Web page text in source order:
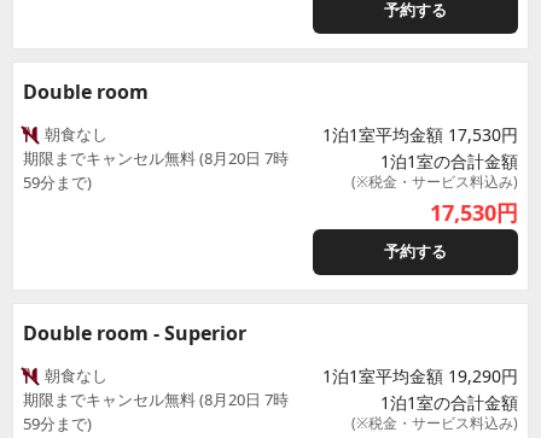
予約する
Double room
朝食なし
期限までキャンセル無料 (8月20日 7時
59分まで)
1泊1室平均金額 17,530円
1泊1室の合計金額
(※税金・サービス料込み)
17,530円
予約する
Double room - Superior
朝食なし
期限までキャンセル無料 (8月20日 7時
59分まで)
1泊1室平均金額 19,290円
1泊1室の合計金額
(※税金・サービス料込み)